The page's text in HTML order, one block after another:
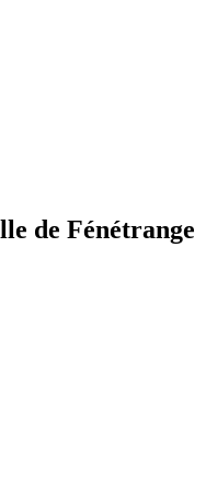
de Fénétrange